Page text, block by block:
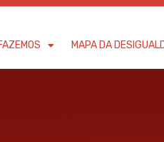
MAPA DA